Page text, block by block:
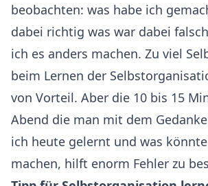
beobachten: was habe ich
dabei richtig was war dabei
ich es anders machen. Zu viel
beim Lernen der
von Vorteil. Aber die 10 bis 15
Abend die man mit dem
ich heute gelernt und was
machen, hilft enorm Fehler zu